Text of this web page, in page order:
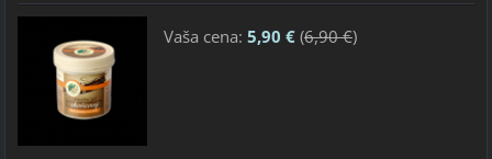
Vaša cena: 5,90 €(6,90 €)